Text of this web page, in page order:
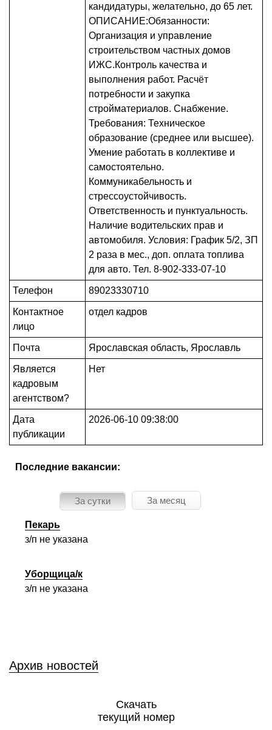
кандидатуры, желательно, до 65 лет.
ОПИСАНИЕ:Обязанности:
Организация и управление
строительством частных домов
ИЖС.Контроль качества и
выполнения работ. Расчёт
потребности и закупка
стройматериалов. Снабжение.
Требования: Техническое
образование (среднее или высшее).
Умение работать в коллективе и
самостоятельно.
Коммуникабельность и
стрессоустойчивость.
Ответственность и пунктуальность.
Наличие водительских прав и
автомобиля. Условия: График 5/2, ЗП
2 раза в мес., доп. оплата топлива
для авто. Тел. 8-902-333-07-10
Телефон 89023330710
Контактное
лицо
отдел кадров
Почта Ярославская область, Ярославль
Является
кадровым
агентством?
Нет
Дата
публикации
2026-06-10 09:38:00
Последние вакансии:
За сутки За месяц
Пекарь
з/п не указана
Уборщица/к
з/п не указана
Архив новостей
Скачать
текущий номер